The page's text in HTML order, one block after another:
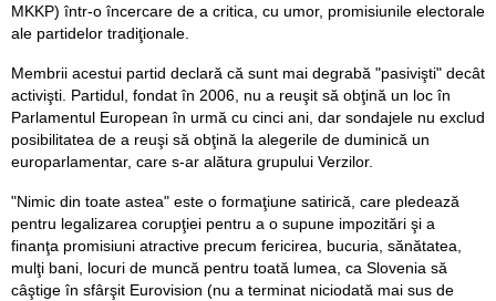
MKKP) într-o încercare de a critica, cu umor, promisiunile electorale
ale partidelor tradiţionale.
Membrii acestui partid declară că sunt mai degrabă "pasivişti" decât
activişti. Partidul, fondat în 2006, nu a reuşit să obţină un loc în
Parlamentul European în urmă cu cinci ani, dar sondajele nu exclud
posibilitatea de a reuşi să obţină la alegerile de duminică un
europarlamentar, care s-ar alătura grupului Verzilor.
"Nimic din toate astea" este o formaţiune satirică, care pledează
pentru legalizarea corupţiei pentru a o supune impozitări şi a
finanţa promisiuni atractive precum fericirea, bucuria, sănătatea,
mulţi bani, locuri de muncă pentru toată lumea, ca Slovenia să
câştige în sfârşit Eurovision (nu a terminat niciodată mai sus de